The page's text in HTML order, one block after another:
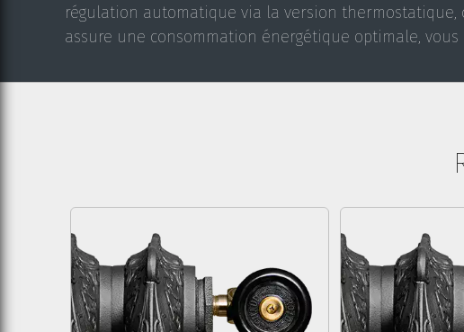
régulation automatique via la version thermostatique,
assure une consommation énergétique optimale,